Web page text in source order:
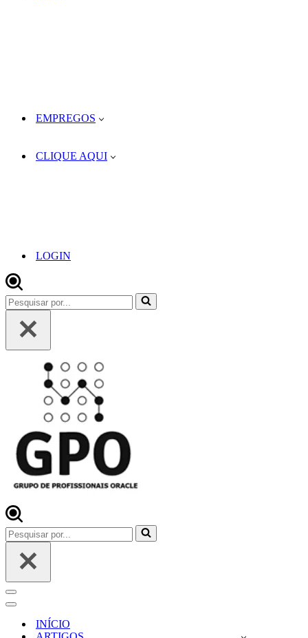
EMPREGOS
CLIQUE AQUI
LOGIN
Pesquisar
por...
Pesquisar
por...
Menu
de
navegação
Menu
navegaçãoINÍCIO